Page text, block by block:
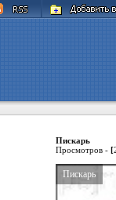
Пискарь
Просмотров - [
Пискарь